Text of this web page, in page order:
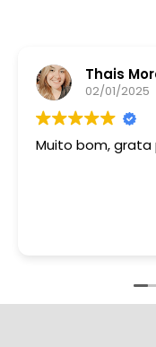
Thais
02/01/2025
Muito bom,